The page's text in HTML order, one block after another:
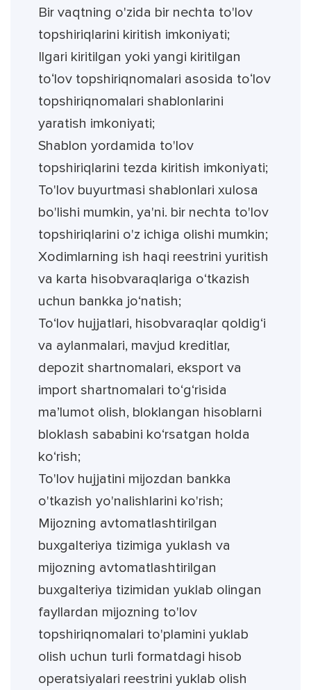
Bir vaqtning o'zida bir nechta to'lov
topshiriqlarini kiritish imkoniyati;
Ilgari kiritilgan yoki yangi kiritilgan
toʻlov topshiriqnomalari asosida toʻlov
topshiriqnomalari shablonlarini
yaratish imkoniyati;
Shablon yordamida to'lov
topshiriqlarini tezda kiritish imkoniyati;
To'lov buyurtmasi shablonlari xulosa
bo'lishi mumkin, ya'ni. bir nechta to'lov
topshiriqlarini o'z ichiga olishi mumkin;
Xodimlarning ish haqi reestrini yuritish
va karta hisobvaraqlariga o‘tkazish
uchun bankka jo‘natish;
To‘lov hujjatlari, hisobvaraqlar qoldig‘i
va aylanmalari, mavjud kreditlar,
depozit shartnomalari, eksport va
import shartnomalari to‘g‘risida
ma’lumot olish, bloklangan hisoblarni
bloklash sababini ko‘rsatgan holda
ko‘rish;
To'lov hujjatini mijozdan bankka
o'tkazish yo'nalishlarini ko'rish;
Mijozning avtomatlashtirilgan
buxgalteriya tizimiga yuklash va
mijozning avtomatlashtirilgan
buxgalteriya tizimidan yuklab olingan
fayllardan mijozning to'lov
topshiriqnomalari to'plamini yuklab
olish uchun turli formatdagi hisob
operatsiyalari reestrini yuklab olish